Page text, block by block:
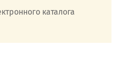
каталога